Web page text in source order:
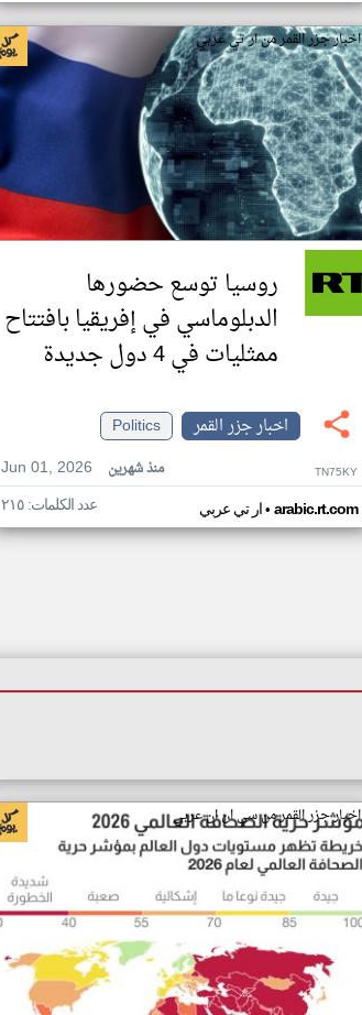
اخبار جزر القمر من ار تي عربي
روسيا توسع حضورها
الدبلوماسي في إفريقيا بافتتاح
ممثليات في 4 دول جديدة
اخبار جزر القمر
Politics
Jun 01, 2026
منذ شهرين TN75KY
ار تي عربي• arabic.rt.com عدد الكلمات: ٢١٥
اخبار جزر القمر من سي ان ان عربي